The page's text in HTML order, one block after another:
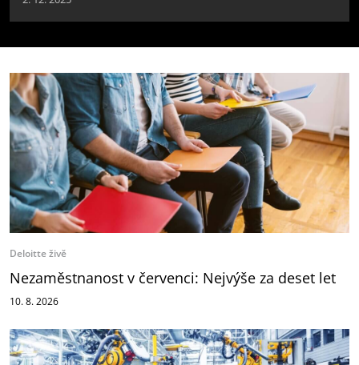
Deloitte živě
Nezaměstnanost v červenci: Nejvýše za deset let
10. 8. 2026